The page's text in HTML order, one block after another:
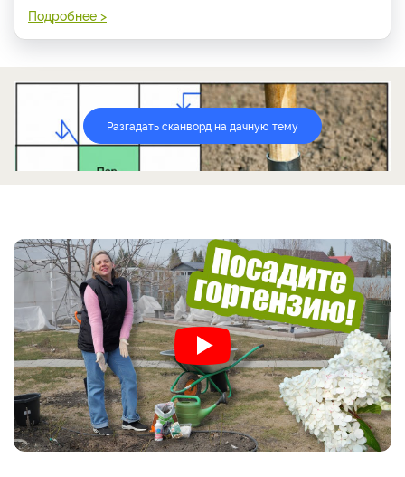
Подробнее >
Разгадать сканворд на дачную тему